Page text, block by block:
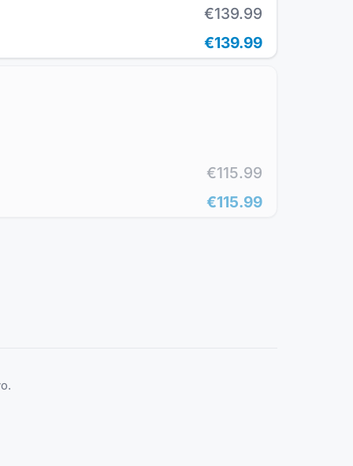
€139.99
€139.99
€115.99
€115.99